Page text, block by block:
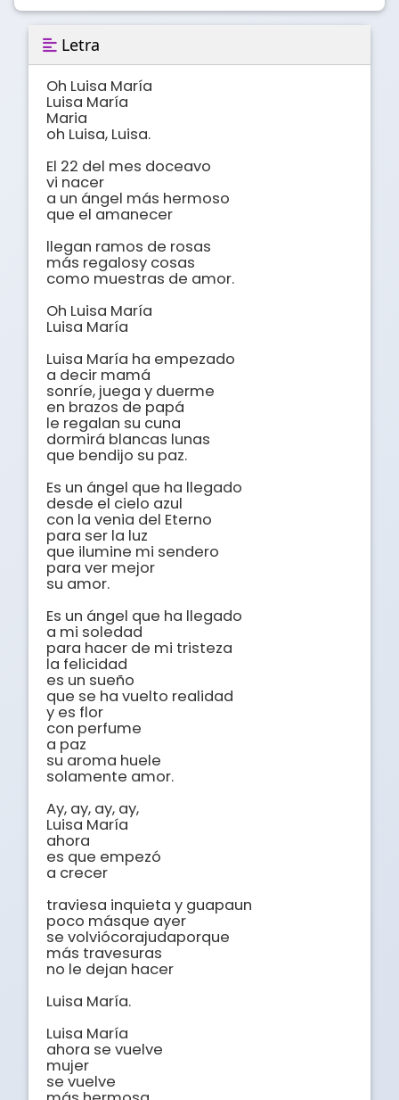
Letra
Oh Luisa María
Luisa María
Maria
oh Luisa, Luisa.
El 22 del mes doceavo
vi nacer
a un ángel más hermoso
que el amanecer
llegan ramos de rosas
más regalosy cosas
como muestras de amor.
Oh Luisa María
Luisa María
Luisa María ha empezado
a decir mamá
sonríe, juega y duerme
en brazos de papá
le regalan su cuna
dormirá blancas lunas
que bendijo su paz.
Es un ángel que ha llegado
desde el cielo azul
con la venia del Eterno
para ser la luz
que ilumine mi sendero
para ver mejor
su amor.
Es un ángel que ha llegado
a mi soledad
para hacer de mi tristeza
la felicidad
es un sueño
que se ha vuelto realidad
y es flor
con perfume
a paz
su aroma huele
solamente amor.
Ay, ay, ay, ay,
Luisa María
ahora
es que empezó
a crecer
traviesa inquieta y guapaun
poco másque ayer
se volviócorajudaporque
más travesuras
no le dejan hacer
Luisa María.
Luisa María
ahora se vuelve
mujer
se vuelve